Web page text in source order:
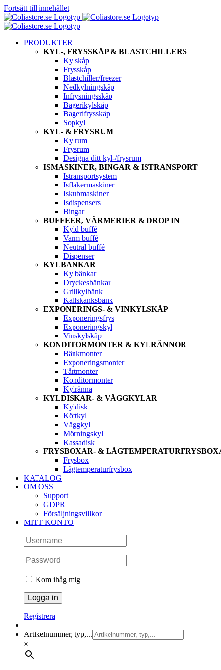
Fortsätt till innehållet
PRODUKTER
KYL-, FRYSSKÅP & BLASTCHILLERS
Kylskåp
Frysskåp
Blastchiller/freezer
Nedkylningskåp
Infrysningsskåp
Bagerikylskåp
Bagerifrysskåp
Sopkyl
KYL- & FRYSRUM
Kylrum
Frysrum
Designa ditt kyl-/frysrum
ISMASKINER, BINGAR & ISTRANSPORT
Istransportsystem
Isflakermaskiner
Iskubmaskiner
Isdispensers
Bingar
BUFFEER, VÄRMERIER & DROP IN
Kyld buffé
Varm buffé
Neutral buffé
Dispenser
KYLBÄNKAR
Kylbänkar
Dryckesbänkar
Grillkylbänk
Kallskänksbänk
EXPONERINGS- & VINKYLSKÅP
Exponeringsfrys
Exponeringskyl
Vinskylskåp
KONDITORMONTER & KYLRÄNNOR
Bänkmonter
Exponeringsmonter
Tårtmonter
Konditormonter
Kylränna
KYLDISKAR- & VÄGGKYLAR
Kyldisk
Köttkyl
Väggkyl
Mörningskyl
Kassadisk
FRYSBOXAR- &
Frysbox
Lågtemperaturfrysbox
KATALOG
OM OSS
Support
GDPR
Försäljningsvillkor
MITT KONTO
Kom ihåg mig
Registrera
Artikelnummer, typ,...
×